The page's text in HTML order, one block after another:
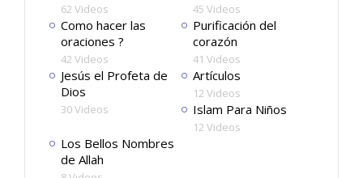
62 Videos 45 Videos
Como hacer las
oraciones ?
42 Videos
Purificación del
corazón
41 Videos
Jesús el Profeta de
Dios
30 Videos
Artículos
12 Videos
Islam Para Niños
12 Videos
Los Bellos Nombres
de Allah